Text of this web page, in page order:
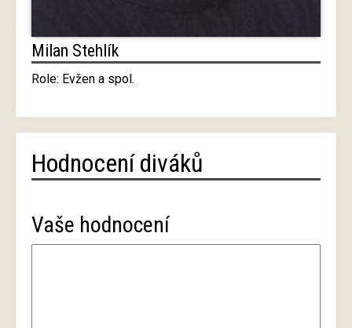
Milan Stehlík
Role: Evžen a spol.
Hodnocení diváků
Vaše hodnocení